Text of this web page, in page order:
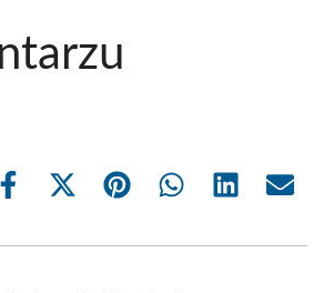
Share
Share
(Twitter)
Share Share Share Share